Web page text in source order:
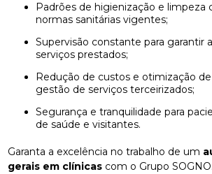
Padrões de higienização e limpeza conforme as
normas sanitárias vigentes;
Supervisão constante para garantir a qualidade dos
serviços prestados;
Redução de custos e otimização de processos na
gestão de serviços terceirizados;
Segurança e tranquilidade para pacientes, profissionais
de saúde e visitantes.
Garanta a excelência no trabalho de um
gerais em clínicas com o Grupo SOGNO.